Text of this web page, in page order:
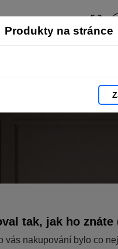
Produkty na stránce
tak, jak ho
vás nakupování bylo co